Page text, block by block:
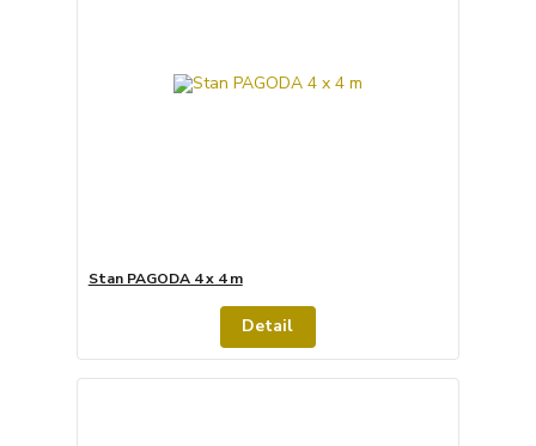
Stan PAGODA 4 x 4 m
Detail